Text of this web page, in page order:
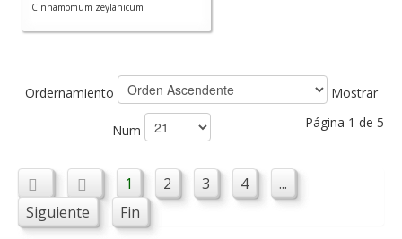
Cinnamomum zeylanicum
Ordernamiento Mostrar
Num Página 1 de 5
1 2 3 4
...
Siguiente
Fin